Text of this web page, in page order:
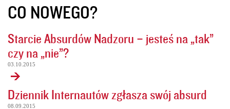
CO NOWEGO?
Starcie Absurdów Nadzoru – jesteś na „tak”
czy na „nie”?
03.10.2015
Dziennik Internautów zgłasza swój absurd
08.09.2015